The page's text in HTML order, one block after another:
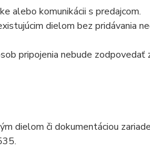
alebo komunikácii s predajcom.
dielom bez pridávania
pripojenia nebude zodpovedať
dielom či dokumentáciou